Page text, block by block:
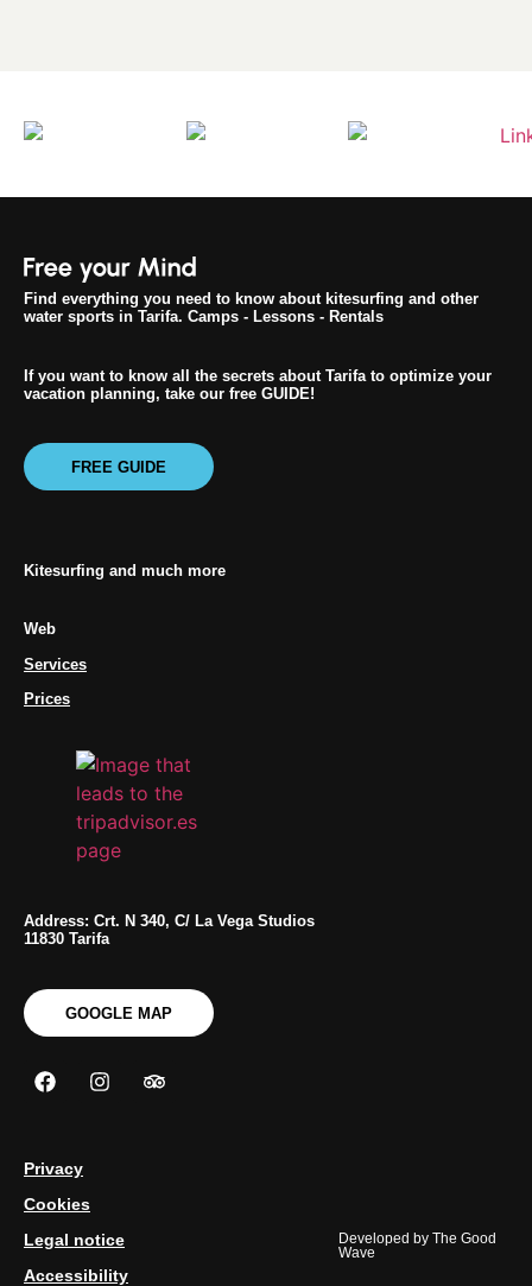
Find everything you need to know about kitesurfing and other
water sports in Tarifa. Camps - Lessons - Rentals
If you want to know all the secrets about Tarifa to optimize your
vacation planning, take our free GUIDE!
FREE GUIDE
Kitesurfing and much more
Web
Services
Prices
Address: Crt. N 340, C/ La Vega Studios
11830 Tarifa
GOOGLE MAP
Privacy
Cookies
Legal notice
Accessibility
Developed byThe Good
Wave